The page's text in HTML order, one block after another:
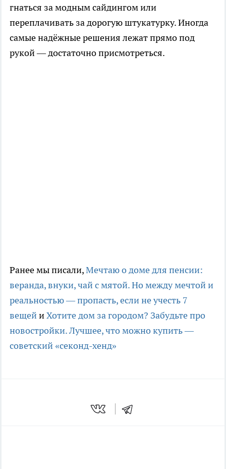
гнаться за модным сайдингом или
переплачивать за дорогую штукатурку. Иногда
самые надёжные решения лежат прямо под
рукой — достаточно присмотреться.
Ранее мы писали,Мечтаю о доме для пенсии:
веранда, внуки, чай с мятой. Но между мечтой и
реальностью — пропасть, если не учесть 7
вещейиХотите дом за городом? Забудьте про
новостройки. Лучшее, что можно купить —
советский «секонд-хенд»